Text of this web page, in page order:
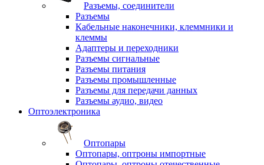
Разъемы, соединители
Разъемы
Кабельные наконечники, клеммники и
клеммы
Адаптеры и переходники
Разъемы сигнальные
Разъемы питания
Разъемы промышленные
Разъемы для передачи данных
Разъемы аудио, видео
Оптоэлектроника
Оптопары
Оптопары, оптроны импортные